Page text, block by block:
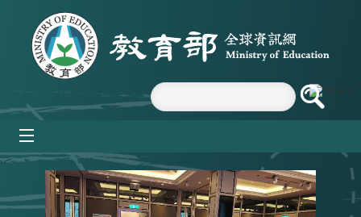
跳到主要內容區塊
:::